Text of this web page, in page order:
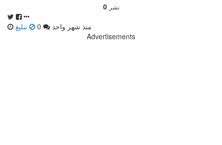
0 نشر
منذ شهر واحد
تبليغ
Advertisements